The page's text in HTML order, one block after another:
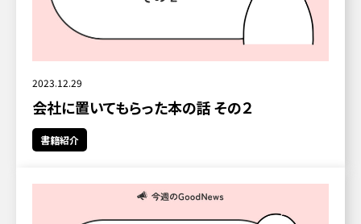
2023.12.29
会社に置いてもらった本の話 その２
書籍紹介